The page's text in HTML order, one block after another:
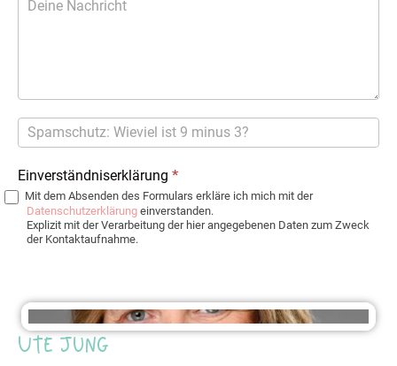
Einverständniserklärung *
Mit dem Absenden des Formulars erkläre ich mich mit der
Datenschutzerklärung einverstanden.
Explizit mit der Verarbeitung der hier angegebenen Daten zum Zweck
der Kontaktaufnahme.
Ute Jung